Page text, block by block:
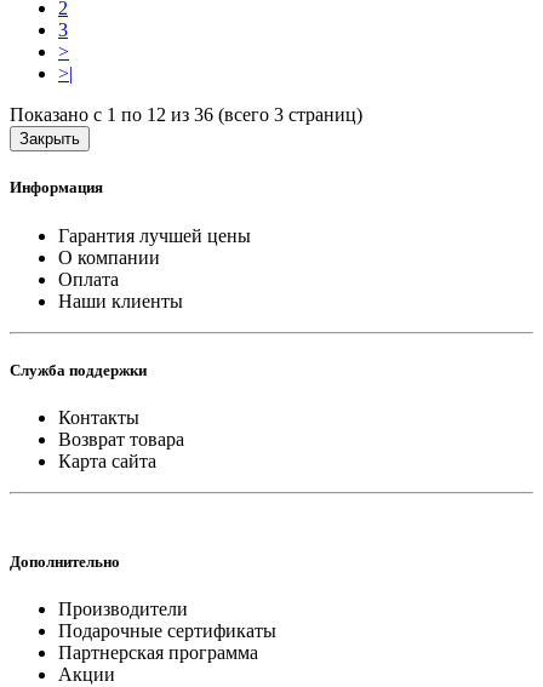
2
3
>
>|
Показано с 1 по 12 из 36 (всего 3 страниц)
Закрыть
Информация
Гарантия лучшей цены
О компании
Оплата
Наши клиенты
Служба поддержки
Контакты
Возврат товара
Карта сайта
Дополнительно
Производители
Подарочные сертификаты
Партнерская программа
Акции